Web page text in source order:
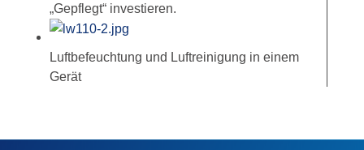
„Gepflegt“ investieren.
Luftbefeuchtung und Luftreinigung in einem
Gerät